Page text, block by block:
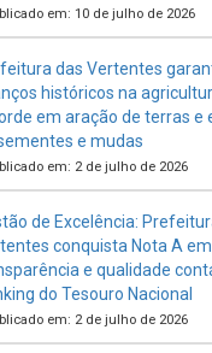
em: 10 de julho de 2026
das Vertentes
históricos na
em aração de terras e
e mudas
em: 2 de julho de 2026
de Excelência:
conquista Nota A em
e qualidade
do Tesouro Nacional
em: 2 de julho de 2026